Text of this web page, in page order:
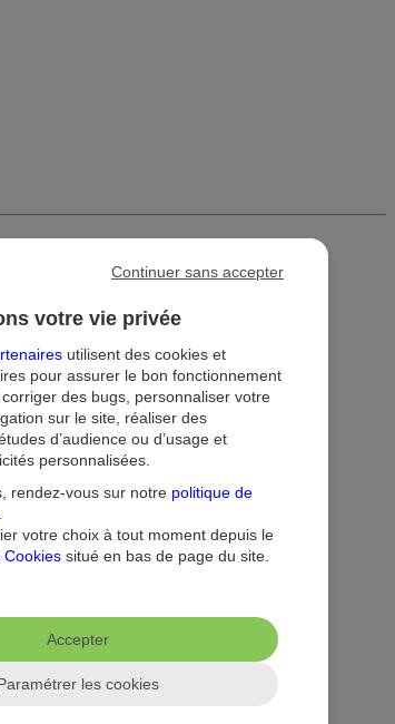
et clients fragiles
votre vie privée
utilisent des cookies et
pour assurer le bon fonctionnement
des bugs, personnaliser votre
sur le site, réaliser des
d’audience ou d’usage et
personnalisées.
rendez-vous sur notre politique de
votre choix à tout moment depuis le
Cookies situé en bas de page du site.
Accepter
Continuer sans accepter
les cookies